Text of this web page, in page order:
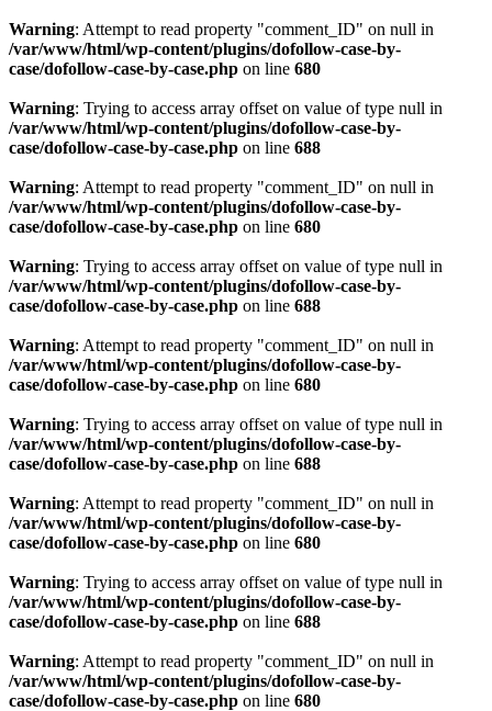
Warning: Attempt to read property "comment_ID" on null in
/var/www/html/wp-content/plugins/dofollow-case-by-
case/dofollow-case-by-case.php on line 680
Warning: Trying to access array offset on value of type null in
/var/www/html/wp-content/plugins/dofollow-case-by-
case/dofollow-case-by-case.php on line 688
Warning: Attempt to read property "comment_ID" on null in
/var/www/html/wp-content/plugins/dofollow-case-by-
case/dofollow-case-by-case.php on line 680
Warning: Trying to access array offset on value of type null in
/var/www/html/wp-content/plugins/dofollow-case-by-
case/dofollow-case-by-case.php on line 688
Warning: Attempt to read property "comment_ID" on null in
/var/www/html/wp-content/plugins/dofollow-case-by-
case/dofollow-case-by-case.php on line 680
Warning: Trying to access array offset on value of type null in
/var/www/html/wp-content/plugins/dofollow-case-by-
case/dofollow-case-by-case.php on line 688
Warning: Attempt to read property "comment_ID" on null in
/var/www/html/wp-content/plugins/dofollow-case-by-
case/dofollow-case-by-case.php on line 680
Warning: Trying to access array offset on value of type null in
/var/www/html/wp-content/plugins/dofollow-case-by-
case/dofollow-case-by-case.php on line 688
Warning: Attempt to read property "comment_ID" on null in
/var/www/html/wp-content/plugins/dofollow-case-by-
case/dofollow-case-by-case.php on line 680